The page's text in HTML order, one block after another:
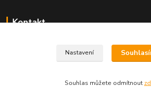
Kontakt
Po-Pá 10-19, So 10-15Nastavení
Souhlas můžete odmítnout